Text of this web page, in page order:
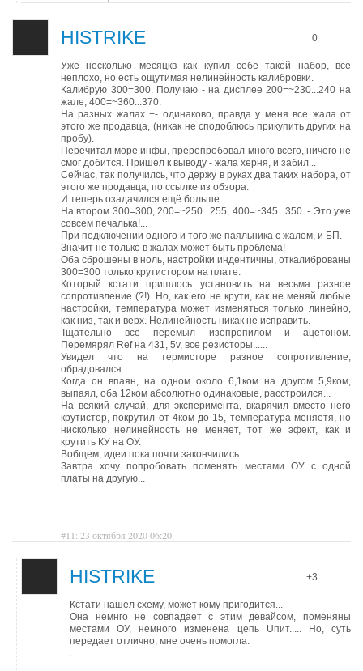
HISTRIKE 0
Уже несколько месяцкв как купил себе такой набор, всё
неплохо, но есть ощутимая нелинейность калибровки.
Калибрую 300=300. Получаю - на дисплее 200=~230...240 на
жале, 400=~360...370.
На разных жалах +- одинаково, правда у меня все жала от
этого же продавца, (никак не сподоблюсь прикупить других на
пробу).
Перечитал море инфы, пререпробовал много всего, ничего не
смог добится. Пришел к выводу - жала херня, и забил...
Сейчас, так получилсь, что держу в руках два таких набора, от
этого же продавца, по ссылке из обзора.
И теперь озадачился ещё больше.
На втором 300=300, 200=~250...255, 400=~345...350. - Это уже
совсем печалька!...
При подключении одного и того же паяльника с жалом, и БП.
Значит не только в жалах может быть проблема!
Оба сброшены в ноль, настройки индентичны, откалиброваны
300=300 только крутистором на плате.
Который кстати пришлось установить на весьма разное
сопротивление (?!). Но, как его не крути, как не меняй любые
настройки, температура может изменяться только линейно,
как низ, так и верх. Нелинейность никак не исправить.
Тщательно всё перемыл изопропилом и ацетоном.
Перемярял Ref на 431, 5v, все резисторы......
Увидел что на термисторе разное сопротивление,
обрадовался.
Когда он впаян, на одном около 6,1ком на другом 5,9ком,
выпаял, оба 12ком абсолютно одинаковые, расстроился...
На всякий случай, для эксперимента, вкарячил вместо него
крутистор, покрутил от 4ком до 15, температура меняетя, но
нисколько нелинейность не меняет, тот же эфект, как и
крутить КУ на ОУ.
Вобщем, идеи пока почти закончились...
Завтра хочу попробовать поменять местами ОУ с одной
платы на другую...
#11: 23 октября 2020 06:20
HISTRIKE +3
Кстати нашел схему, может кому пригодится...
Она немнго не совпадает с этим девайсом, поменяны
местами ОУ, немного изменена цепь Uпит..... Но, суть
передает отлично, мне очень помогла.